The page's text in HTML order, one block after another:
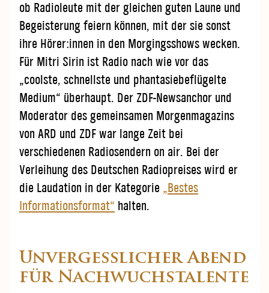
ob Radioleute mit der gleichen guten Laune und
Begeisterung feiern können, mit der sie sonst
ihre Hörer:innen in den Morgingsshows wecken.
Für Mitri Sirin ist Radio nach wie vor das
„coolste, schnellste und phantasiebeflügelte
Medium“ überhaupt. Der ZDF-Newsanchor und
Moderator des gemeinsamen Morgenmagazins
von ARD und ZDF war lange Zeit bei
verschiedenen Radiosendern on air. Bei der
Verleihung des Deutschen Radiopreises wird er
die Laudation in der Kategorie „Bestes
Informationsformat“ halten.
Unvergesslicher Abend
für Nachwuchstalente